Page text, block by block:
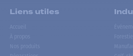
Liens utiles
Accueil
À propos
Nos produits